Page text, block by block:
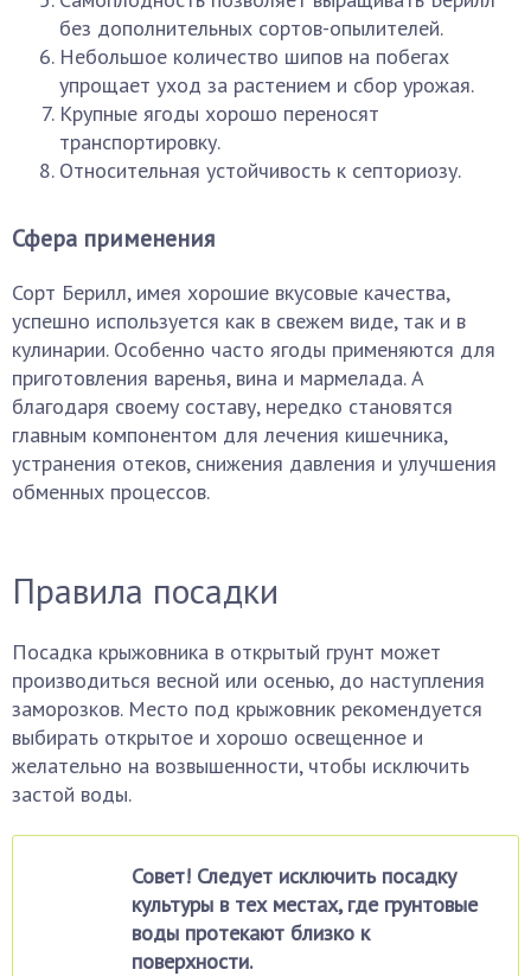
без дополнительных сортов-опылителей.
Небольшое количество шипов на побегах
упрощает уход за растением и сбор урожая.
Крупные ягоды хорошо переносят
транспортировку.
Относительная устойчивость к септориозу.
Сфера применения
Сорт Берилл, имея хорошие вкусовые качества,
успешно используется как в свежем виде, так и в
кулинарии. Особенно часто ягоды применяются для
приготовления варенья, вина и мармелада. А
благодаря своему составу, нередко становятся
главным компонентом для лечения кишечника,
устранения отеков, снижения давления и улучшения
обменных процессов.
Правила посадки
Посадка крыжовника в открытый грунт может
производиться весной или осенью, до наступления
заморозков. Место под крыжовник рекомендуется
выбирать открытое и хорошо освещенное и
желательно на возвышенности, чтобы исключить
застой воды.
Совет! Следует исключить посадку
культуры в тех местах, где грунтовые
воды протекают близко к
поверхности.